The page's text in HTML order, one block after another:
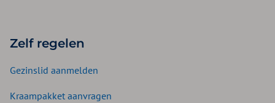
Zelf regelen
Gezinslid aanmelden
Kraampakket aanvragen